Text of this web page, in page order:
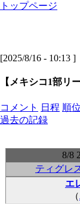
トップページ
[2025/8/16 - 10:13 ]
【メキシコ1部リ
コメント 日程 順
過去の記録
8/8
ティグレ
エ
（